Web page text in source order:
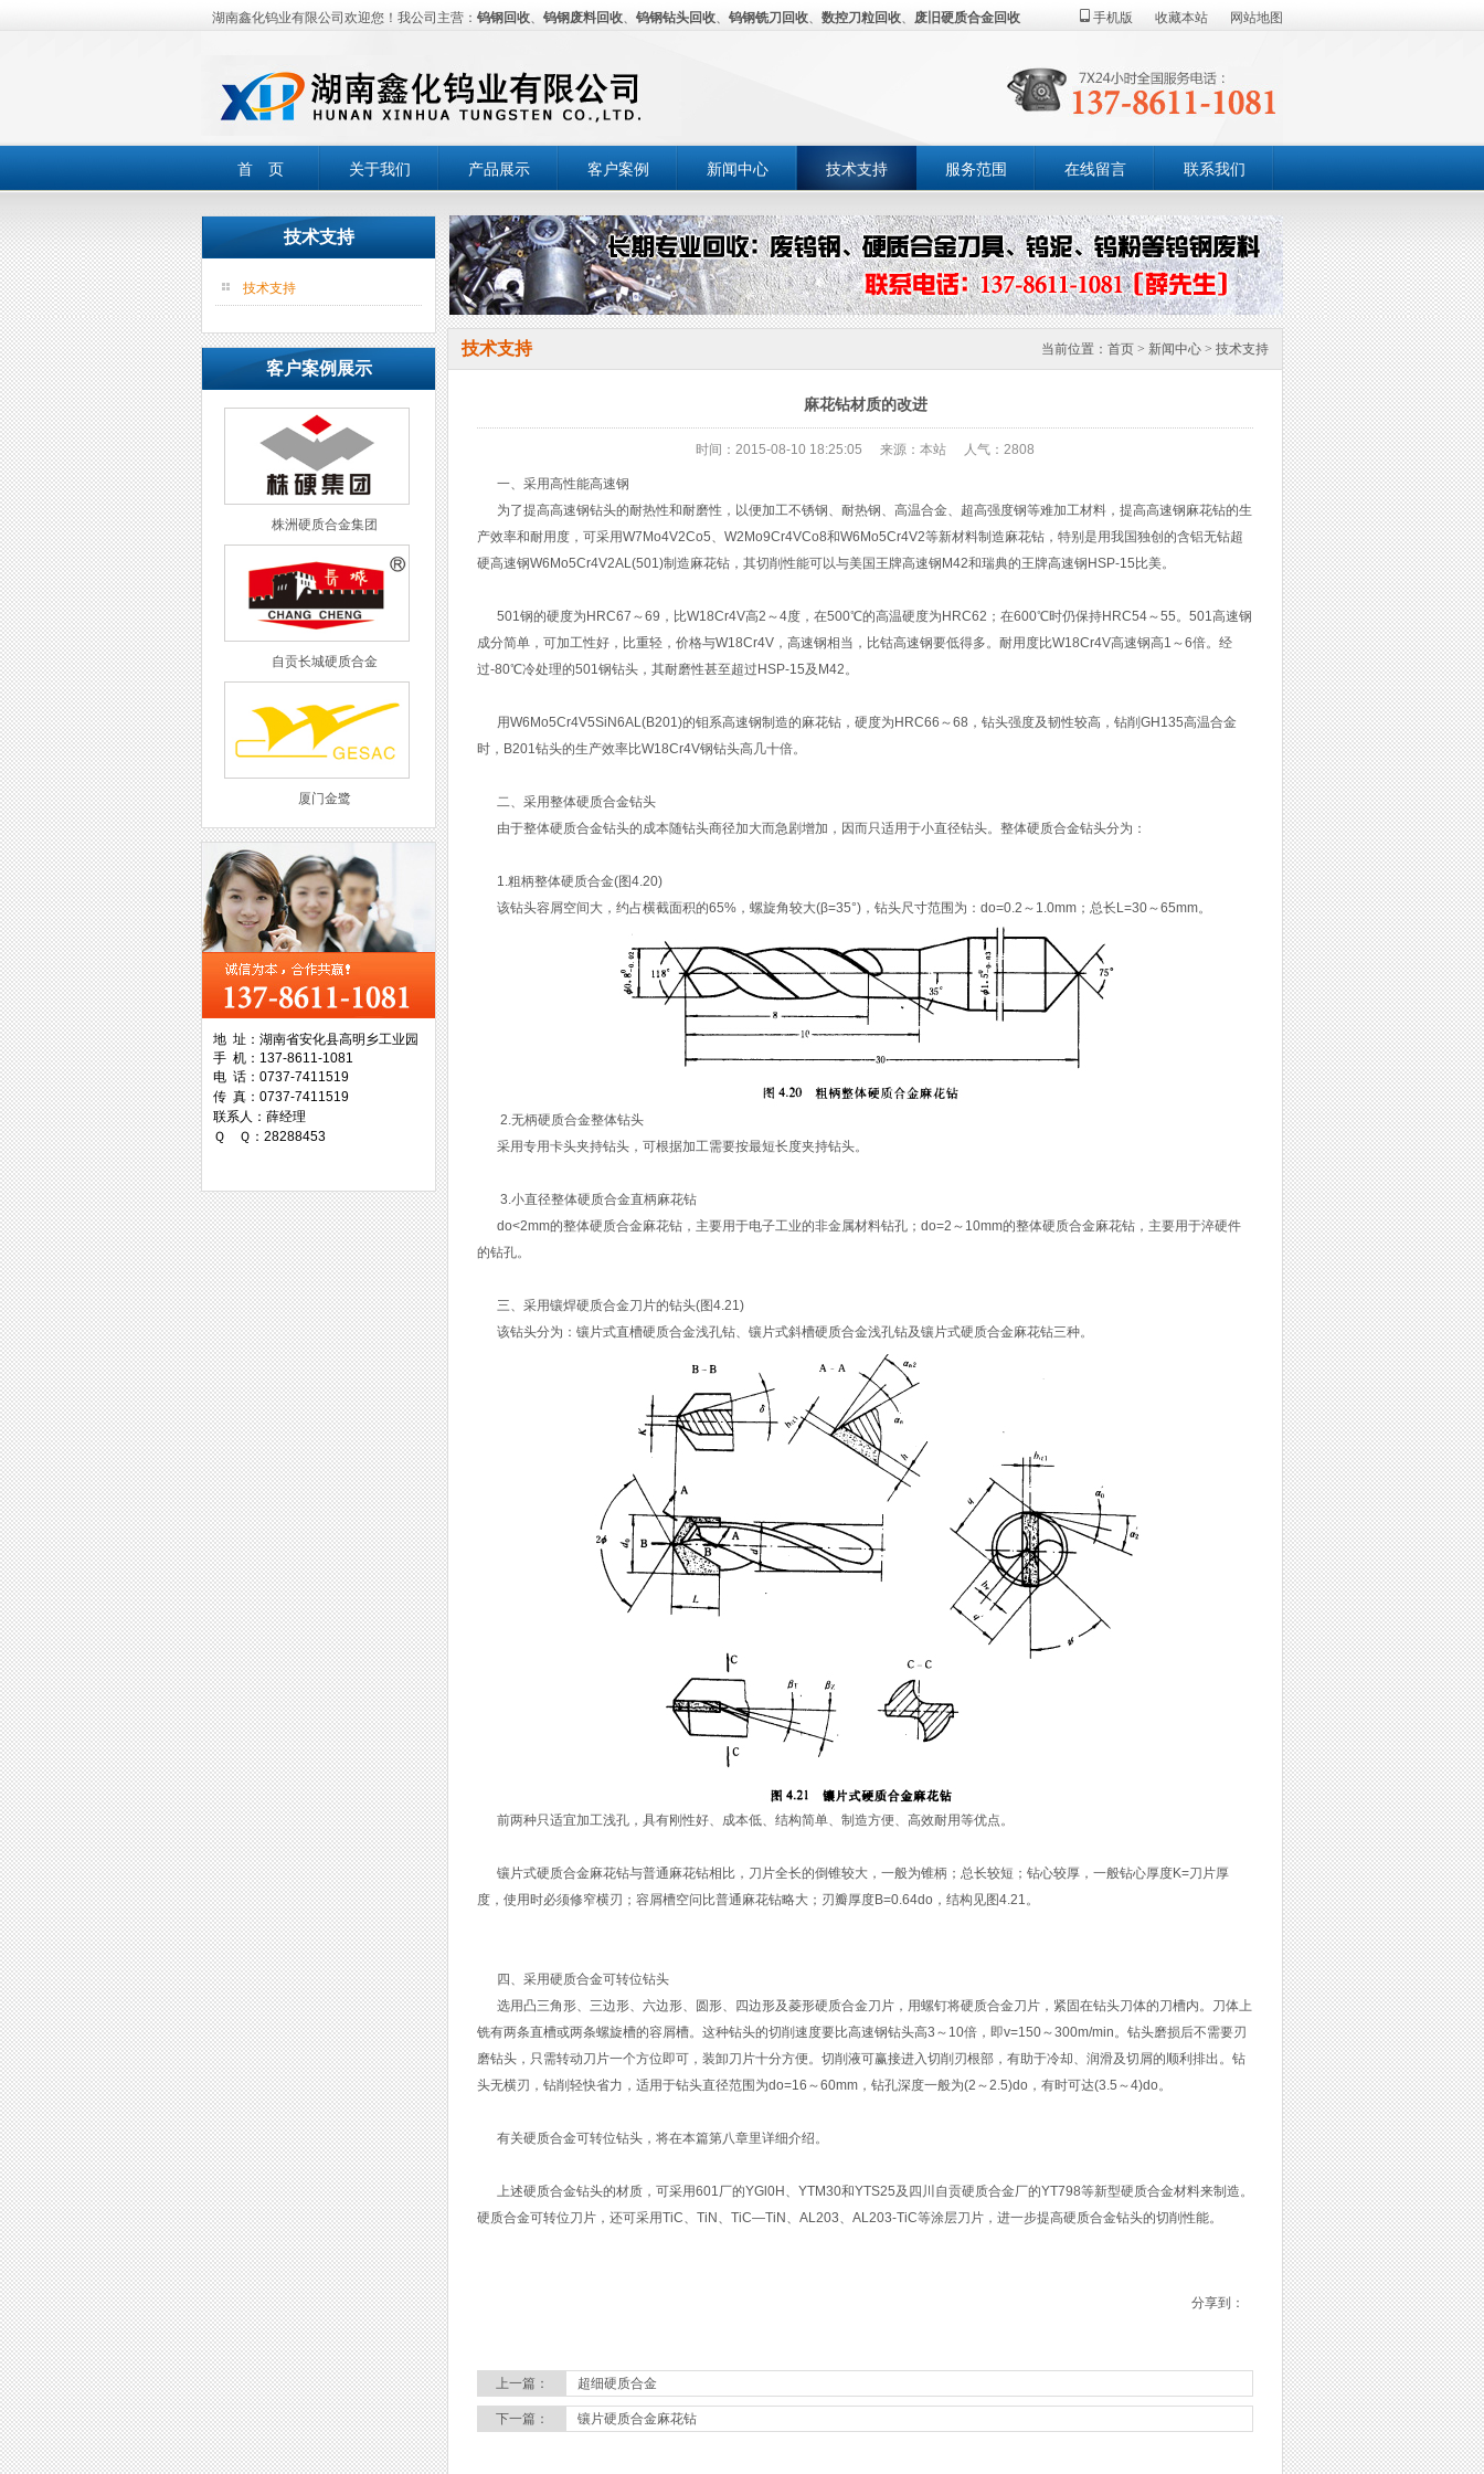
湖南鑫化钨业有限公司欢迎您！我公司主营： 钨钢回收、 钨钢废料回收、 钨钢钻头回收、 钨钢铣刀回收、 数控刀粒回收、 废旧硬质合金回收 手机版 收藏本站 网站地图
首 页 关于我们 产品展示 客户案例 新闻中心 技术支持 服务范围 在线留言 联系我们
技术支持
技术支持
客户案例展示
株洲硬质合金集团
自贡长城硬质合金
厦门金鹭
西工集团
台湾协威机械
台湾万事达切削科技
地 址：湖南省安化县高明乡工业园
手 机：137-8611-1081
电 话：0737-7411519
传 真：0737-7411519
联系人：薛经理
Ｑ Ｑ：28288453
当前位置： 首页 > 新闻中心 > 技术支持
技术支持
麻花钻材质的改进
时间：2015-08-10 18:25:05 来源：本站 人气：2808
一、采用高性能高速钢
为了提高高速钢钻头的耐热性和耐磨性，以便加工不锈钢、耐热钢、高温合金、超高强度钢等难加工材料，提高高速钢麻花钻的生
产效率和耐用度，可采用W7Mo4V2Co5、W2Mo9Cr4VCo8和W6Mo5Cr4V2等新材料制造麻花钻，特别是用我国独创的含铝无钻超
硬高速钢W6Mo5Cr4V2AL(501)制造麻花钻，其切削性能可以与美国王牌高速钢M42和瑞典的王牌高速钢HSP-15比美。
501钢的硬度为HRC67～69，比W18Cr4V高2～4度，在500℃的高温硬度为HRC62；在600℃时仍保持HRC54～55。501高速钢
成分简单，可加工性好，比重轻，价格与W18Cr4V，高速钢相当，比钴高速钢要低得多。耐用度比W18Cr4V高速钢高1～6倍。经
过-80℃冷处理的501钢钻头，其耐磨性甚至超过HSP-15及M42。
用W6Mo5Cr4V5SiN6AL(B201)的钼系高速钢制造的麻花钻，硬度为HRC66～68，钻头强度及韧性较高，钻削GH135高温合金
时，B201钻头的生产效率比W18Cr4V钢钻头高几十倍。
二、采用整体硬质合金钻头
由于整体硬质合金钻头的成本随钻头商径加大而急剧增加，因而只适用于小直径钻头。整体硬质合金钻头分为：
1.粗柄整体硬质合金(图4.20)
该钻头容屑空间大，约占横截面积的65%，螺旋角较大(β=35°)，钻头尺寸范围为：do=0.2～1.0mm；总长L=30～65mm。
2.无柄硬质合金整体钻头
采用专用卡头夹持钻头，可根据加工需要按最短长度夹持钻头。
3.小直径整体硬质合金直柄麻花钻
do<2mm的整体硬质合金麻花钻，主要用于电子工业的非金属材料钻孔；do=2～10mm的整体硬质合金麻花钻，主要用于淬硬件
的钻孔。
三、采用镶焊硬质合金刀片的钻头(图4.21)
该钻头分为：镶片式直槽硬质合金浅孔钻、镶片式斜槽硬质合金浅孔钻及镶片式硬质合金麻花钻三种。
前两种只适宜加工浅孔，具有刚性好、成本低、结构简单、制造方便、高效耐用等优点。
镶片式硬质合金麻花钻与普通麻花钻相比，刀片全长的倒锥较大，一般为锥柄；总长较短；钻心较厚，一般钻心厚度K=刀片厚
度，使用时必须修窄横刃；容屑槽空问比普通麻花钻略大；刃瓣厚度B=0.64do，结构见图4.21。
四、采用硬质合金可转位钻头
选用凸三角形、三边形、六边形、圆形、四边形及菱形硬质合金刀片，用螺钉将硬质合金刀片，紧固在钻头刀体的刀槽内。刀体上
铣有两条直槽或两条螺旋槽的容屑槽。这种钻头的切削速度要比高速钢钻头高3～10倍，即v=150～300m/min。钻头磨损后不需要刃
磨钻头，只需转动刀片一个方位即可，装卸刀片十分方便。切削液可赢接进入切削刃根部，有助于冷却、润滑及切屑的顺利排出。钻
头无横刃，钻削轻快省力，适用于钻头直径范围为do=16～60mm，钻孔深度一般为(2～2.5)do，有时可达(3.5～4)do。
有关硬质合金可转位钻头，将在本篇第八章里详细介绍。
上述硬质合金钻头的材质，可采用601厂的YGl0H、YTM30和YTS25及四川自贡硬质合金厂的YT798等新型硬质合金材料来制造。
硬质合金可转位刀片，还可采用TiC、TiN、TiC—TiN、AL203、AL203-TiC等涂层刀片，进一步提高硬质合金钻头的切削性能。
分享到：
上一篇： 超细硬质合金
下一篇： 镶片硬质合金麻花钻